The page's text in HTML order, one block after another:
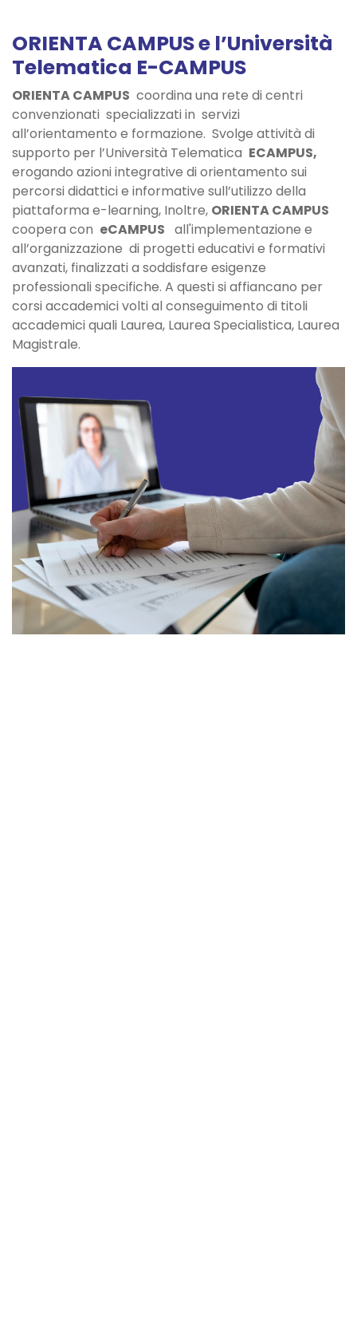
ORIENTA CAMPUS e l’Università
Telematica E-CAMPUS
ORIENTA CAMPUS coordina una rete di centri
convenzionati specializzati in servizi
all’orientamento e formazione. Svolge attività di
supporto per l’Università Telematica ECAMPUS,
erogando azioni integrative di orientamento sui
percorsi didattici e informative sull’utilizzo della
piattaforma e-learning, Inoltre, ORIENTA CAMPUS
coopera con eCAMPUS all'implementazione e
all’organizzazione di progetti educativi e formativi
avanzati, finalizzati a soddisfare esigenze
professionali specifiche. A questi si affiancano per
corsi accademici volti al conseguimento di titoli
accademici quali Laurea, Laurea Specialistica, Laurea
Magistrale.